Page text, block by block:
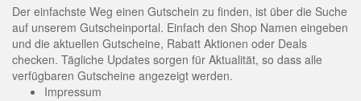
Der einfachste Weg einen Gutschein zu finden, ist über die Suche
auf unserem Gutscheinportal. Einfach den Shop Namen eingeben
und die aktuellen Gutscheine, Rabatt Aktionen oder Deals
checken. Tägliche Updates sorgen für Aktualität, so dass alle
verfügbaren Gutscheine angezeigt werden.
Impressum